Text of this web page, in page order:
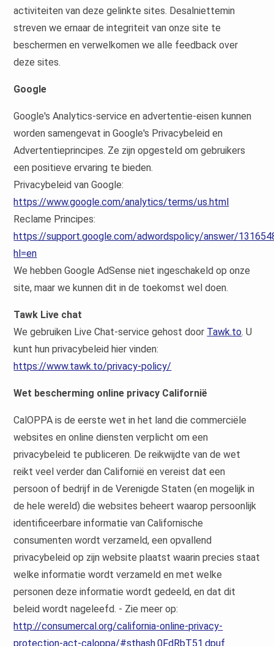
activiteiten van deze gelinkte sites. Desalniettemin
streven we ernaar de integriteit van onze site te
beschermen en verwelkomen we alle feedback over
deze sites.
Google
Google's Analytics-service en advertentie-eisen kunnen
worden samengevat in Google's Privacybeleid en
Advertentieprincipes. Ze zijn opgesteld om gebruikers
een positieve ervaring te bieden.
Privacybeleid van Google:
https://www.google.com/analytics/terms/us.html
Reclame Principes:
https://support.google.com/adwordspolicy/answer/
hl=en
We hebben Google AdSense niet ingeschakeld op onze
site, maar we kunnen dit in de toekomst wel doen.
Tawk Live chat
We gebruiken Live Chat-service gehost door Tawk.to. U
kunt hun privacybeleid hier vinden:
https://www.tawk.to/privacy-policy/
Wet bescherming online privacy Californië
CalOPPA is de eerste wet in het land die commerciële
websites en online diensten verplicht om een
privacybeleid te publiceren. De reikwijdte van de wet
reikt veel verder dan Californië en vereist dat een
persoon of bedrijf in de Verenigde Staten (en mogelijk in
de hele wereld) die websites beheert waarop persoonlijk
identificeerbare informatie van Californische
consumenten wordt verzameld, een opvallend
privacybeleid op zijn website plaatst waarin precies staat
welke informatie wordt verzameld en met welke
personen deze informatie wordt gedeeld, en dat dit
beleid wordt nageleefd. - Zie meer op:
http://consumercal.org/california-online-privacy-
protection-act-caloppa/#sthash.0FdRbT51.dpuf